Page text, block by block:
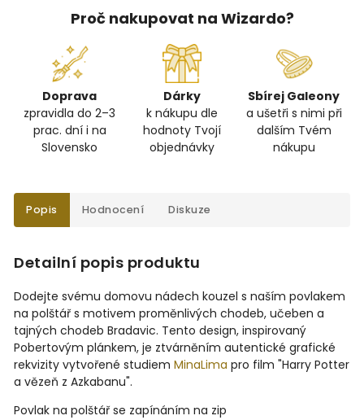
Proč nakupovat na Wizardo?
Doprava
zpravidla do 2–3
prac. dní i na
Slovensko
Dárky
k nákupu dle
hodnoty Tvojí
objednávky
Sbírej Galeony
a ušetři s nimi při
dalším Tvém
nákupu
Popis Hodnocení Diskuze
Detailní popis produktu
Dodejte svému domovu nádech kouzel s naším povlakem
na polštář s motivem proměnlivých chodeb, učeben a
tajných chodeb Bradavic. Tento design, inspirovaný
Pobertovým plánkem, je ztvárněním autentické grafické
rekvizity vytvořené studiem MinaLima pro film "Harry Potter
a vězeň z Azkabanu".
Povlak na polštář se zapínáním na zip